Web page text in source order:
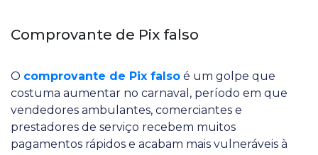
Comprovante de Pix falso
O comprovante de Pix falso é um golpe que
costuma aumentar no carnaval, período em que
vendedores ambulantes, comerciantes e
prestadores de serviço recebem muitos
pagamentos rápidos e acabam mais vulneráveis à